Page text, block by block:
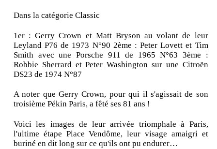
Dans la catégorie Classic
1er : Gerry Crown et Matt Bryson au volant de leur
Leyland P76 de 1973 N°90 2ème : Peter Lovett et Tim
Smith avec une Porsche 911 de 1965 N°63 3ème :
Robbie Sherrard et Peter Washington sur une Citroën
DS23 de 1974 N°87
A noter que Gerry Crown, pour qui il s'agissait de son
troisième Pékin Paris, a fêté ses 81 ans !
Voici les images de leur arrivée triomphale à Paris,
l'ultime étape Place Vendôme, leur visage amaigri et
buriné en dit long sur ce qu'ils ont pu endurer…